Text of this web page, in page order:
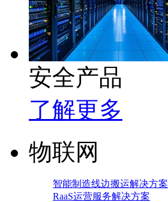
安全产品
了解更多
物联网
智能制造线边搬运解决方案
RaaS运营服务解决方案